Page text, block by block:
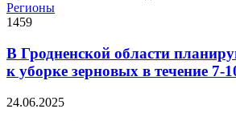
Регионы
1459
В Гродненской области
к уборке зерновых в течение 7-
24.06.2025